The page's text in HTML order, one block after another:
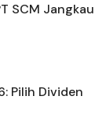
SCM Jangkau
Pilih Dividen